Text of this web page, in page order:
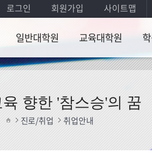
로그인 회원가입 사이트맵
일반대학원
교과과정
학사일정
교육대학원
교육과정
학사일정
학생
소
활
향한 '참스승'의 꿈
진로/취업 취업안내